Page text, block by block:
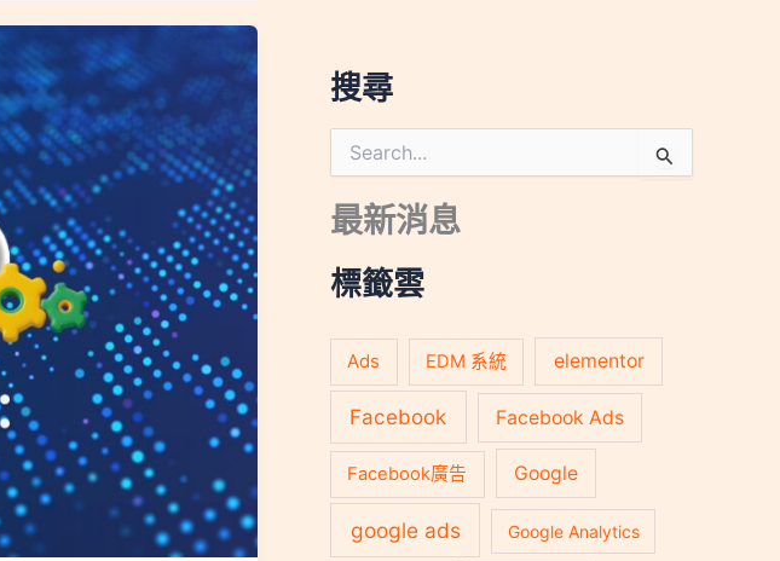
搜尋
尋
關
鍵
:
最新消息
標籤雲
Ads EDM 系統 elementor
Facebook Facebook Ads
Facebook廣告 Google
google ads Google Analytics